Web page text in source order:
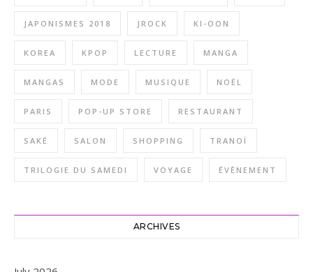
JAPONISMES 2018 JROCK KI-OON
KOREA KPOP LECTURE MANGA
MANGAS MODE MUSIQUE NOËL
PARIS POP-UP STORE RESTAURANT
SAKÉ SALON SHOPPING TRANOÏ
TRILOGIE DU SAMEDI VOYAGE ÉVÈNEMENT
ARCHIVES